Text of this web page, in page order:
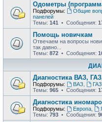
Одометры
Подфорумы: Общие
панелей
Темы: 141 • Сообщения:
Помощь новичкам
Отвечаем на вопросы
так давно...
Темы: 872 • Сообщения:
Диагностика ВАЗ,
Подфорумы: ВАЗ ГАЗ
Темы: 965 • Сообщения:
Диагностика
Подфорумы: Европа,
Темы: 793 • Сообщения: